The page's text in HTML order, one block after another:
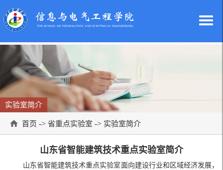
实验室简介
首页 -> 省重点实验室 -> 实验室简介
山东省智能建筑技术重点实验室简介
山东省智能建筑技术重点实验室面向建设行业和区域经济发展，